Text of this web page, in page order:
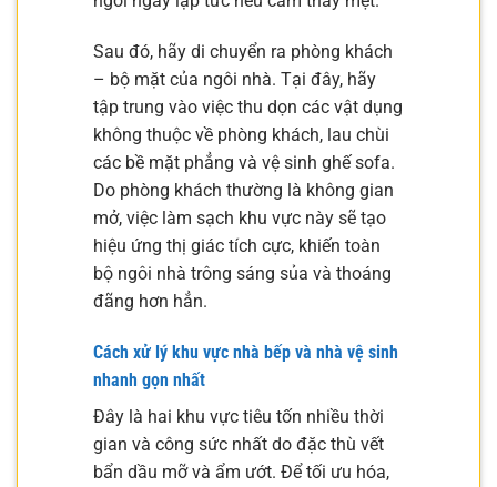
Sau đó, hãy di chuyển ra phòng khách
– bộ mặt của ngôi nhà. Tại đây, hãy
tập trung vào việc thu dọn các vật dụng
không thuộc về phòng khách, lau chùi
các bề mặt phẳng và vệ sinh ghế sofa.
Do phòng khách thường là không gian
mở, việc làm sạch khu vực này sẽ tạo
hiệu ứng thị giác tích cực, khiến toàn
bộ ngôi nhà trông sáng sủa và thoáng
đãng hơn hẳn.
Cách xử lý khu vực nhà bếp và nhà vệ sinh
nhanh gọn nhất
Đây là hai khu vực tiêu tốn nhiều thời
gian và công sức nhất do đặc thù vết
bẩn dầu mỡ và ẩm ướt. Để tối ưu hóa,